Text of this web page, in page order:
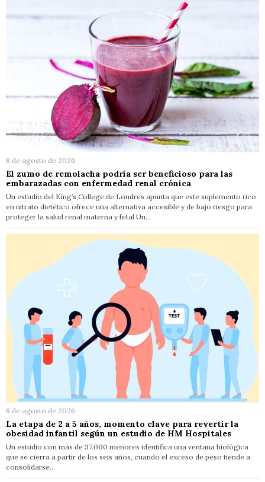
8 de agosto de 2026
El zumo de remolacha podría ser beneficioso para las
embarazadas con enfermedad renal crónica
Un estudio del King’s College de Londres apunta que este suplemento rico
en nitrato dietético ofrece una alternativa accesible y de bajo riesgo para
proteger la salud renal materna y fetal Un…
8 de agosto de 2026
La etapa de 2 a 5 años, momento clave para revertir la
obesidad infantil según un estudio de HM Hospitales
Un estudio con más de 37.000 menores identifica una ventana biológica
que se cierra a partir de los seis años, cuando el exceso de peso tiende a
consolidarse…